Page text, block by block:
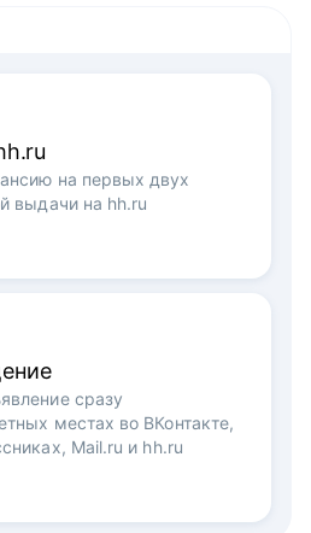
на первых двух
выдачи на hh.ru
сразу
местах во ВКонтакте,
Mail.ru и hh.ru